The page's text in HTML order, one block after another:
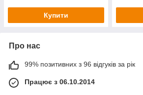
Купити
Про нас
99% позитивних з 96 відгуків за рік
Працює з 06.10.2014